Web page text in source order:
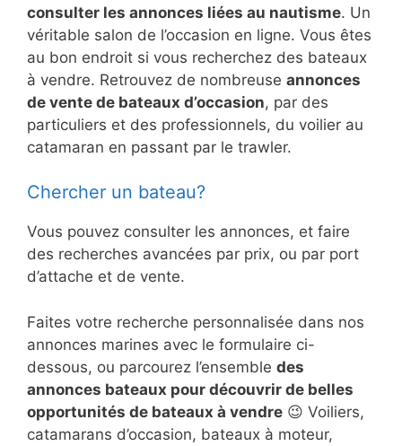
consulter les annonces liées au nautisme. Un
véritable salon de l’occasion en ligne. Vous êtes
au bon endroit si vous recherchez des bateaux
à vendre. Retrouvez de nombreuse annonces
de vente de bateaux d’occasion, par des
particuliers et des professionnels, du voilier au
catamaran en passant par le trawler.
Chercher un bateau?
Vous pouvez consulter les annonces, et faire
des recherches avancées par prix, ou par port
d’attache et de vente.
Faites votre recherche personnalisée dans nos
annonces marines avec le formulaire ci-
dessous, ou parcourez l’ensemble des
annonces bateaux pour découvrir de belles
opportunités de bateaux à vendre 😉 Voiliers,
catamarans d’occasion, bateaux à moteur,